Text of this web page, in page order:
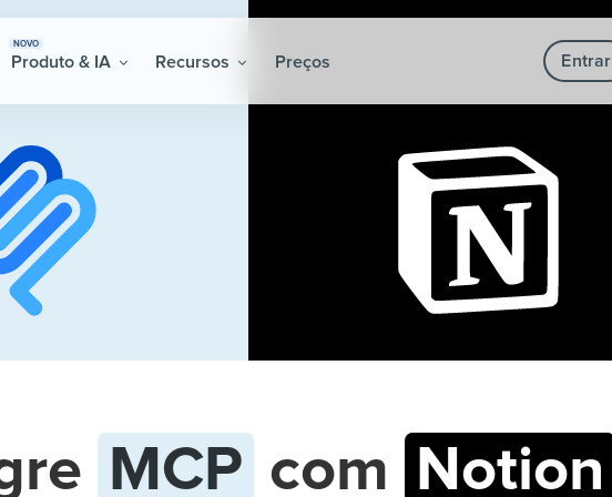
NOVO
Produto & IA Recursos Preços Entrar
MCP com Notion